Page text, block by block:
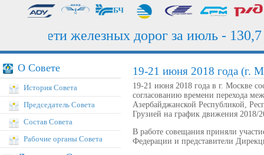
сети железных дорог за июль - 130,7
О Совете
История Совета
Председатель Совета
Состав Совета
Рабочие органы Совета
19-21 июня 2018 года (г.
19-21 июня 2018 года в г. Москве
согласованию времени перехода
Азербайджанской Республикой,
Грузией на график движения 2018/
В работе совещания приняли
Федерации и представители